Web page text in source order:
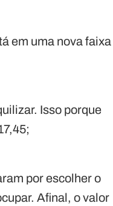
em uma nova faixa
Isso porque
por escolher o
Afinal, o valor